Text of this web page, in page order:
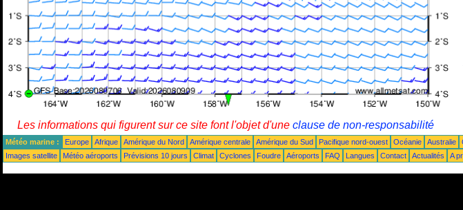
Les informations qui figurent sur ce site font l'objet d'une clause de non-responsabilité
Météo marine : Europe Afrique Amérique du Nord Amérique centrale Amérique du Sud Pacifique nord-ouest Océanie Australie
Images satellite
Météo aéroports Prévisions 10 jours Climat Cyclones Foudre Aéroports FAQ Langues Contact Actualités A